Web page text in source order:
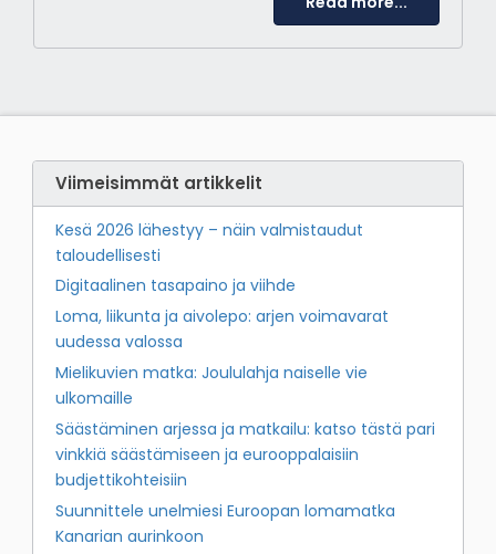
Viimeisimmät artikkelit
Kesä 2026 lähestyy – näin valmistaudut
taloudellisesti
Digitaalinen tasapaino ja viihde
Loma, liikunta ja aivolepo: arjen voimavarat
uudessa valossa
Mielikuvien matka: Joululahja naiselle vie
ulkomaille
Säästäminen arjessa ja matkailu: katso tästä pari
vinkkiä säästämiseen ja eurooppalaisiin
budjettikohteisiin
Suunnittele unelmiesi Euroopan lomamatka
Kanarian aurinkoon